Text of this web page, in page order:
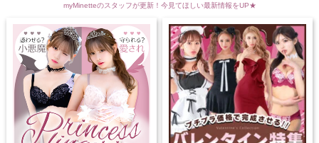
myMinetteのスタッフが更新！今見てほしい最新情報をUP★